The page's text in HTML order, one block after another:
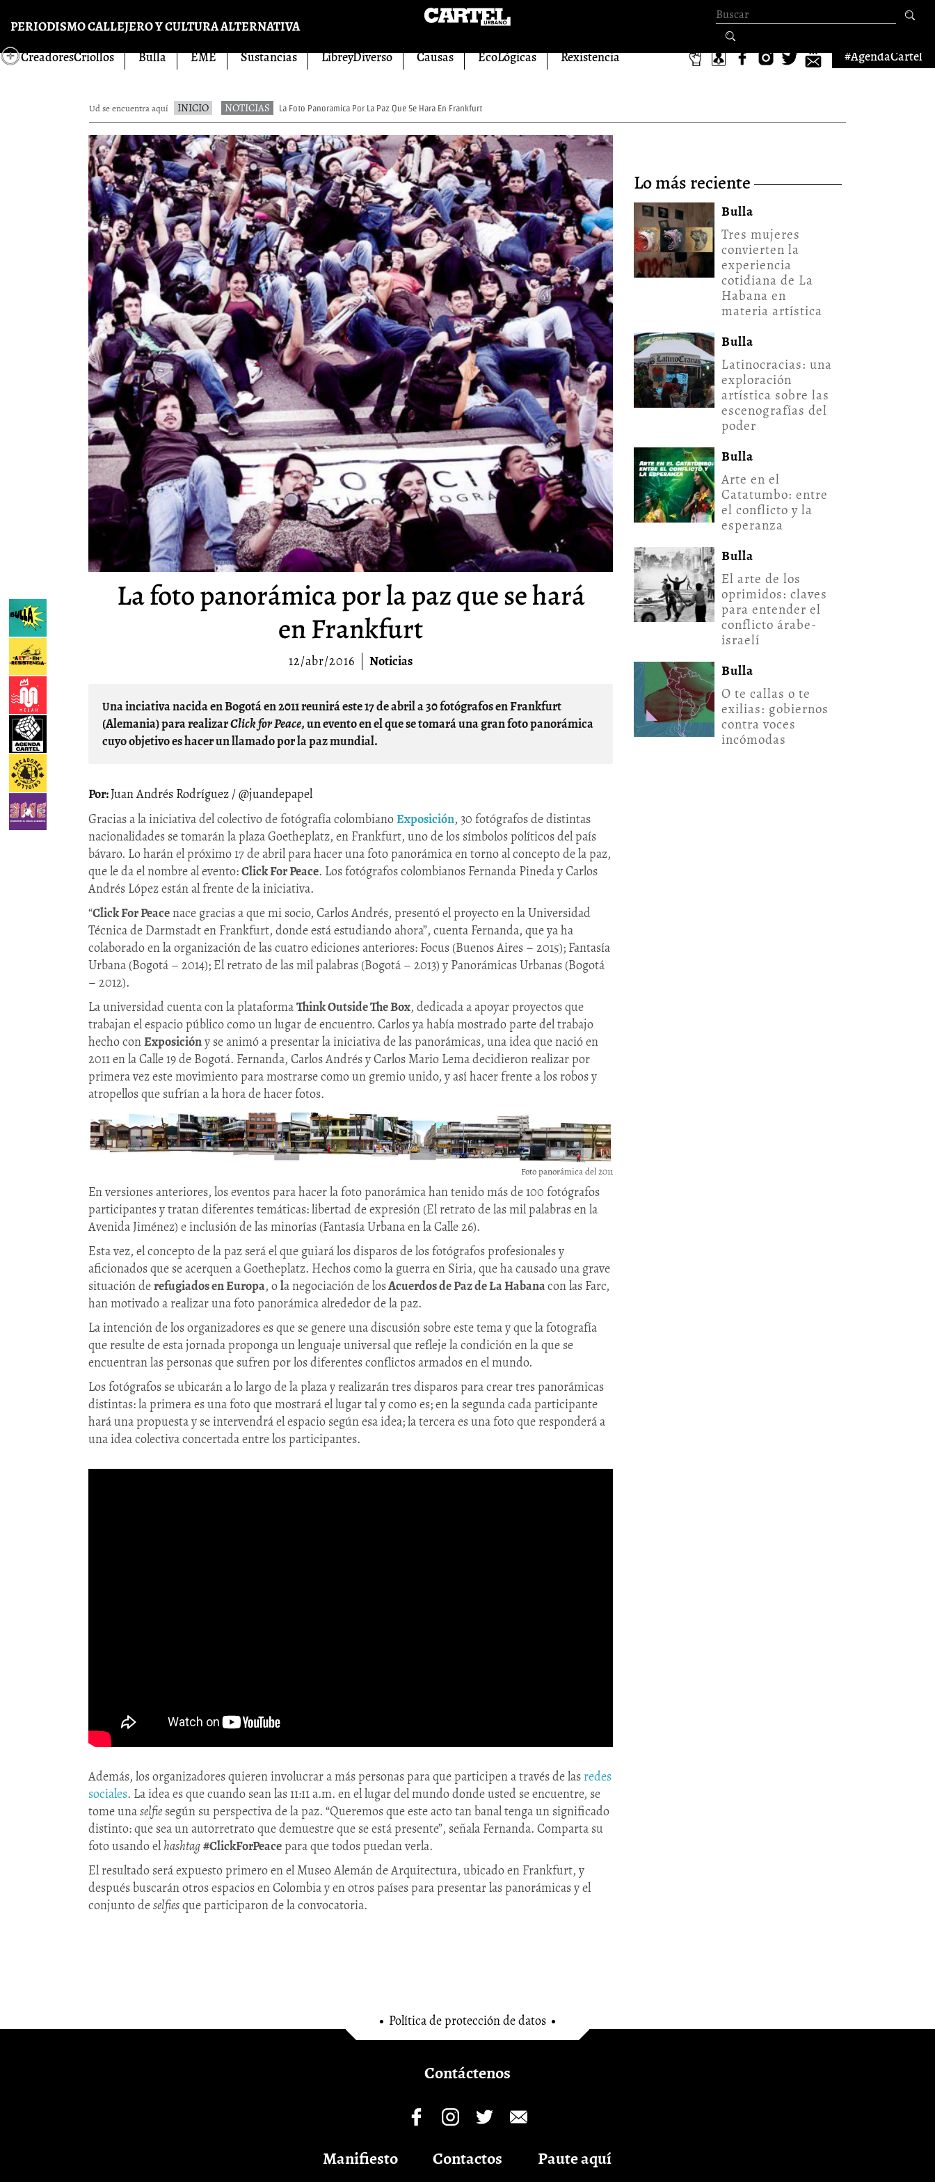
PERIODISMO CALLEJERO Y CULTURA ALTERNATIVA
Formulario de
búsqueda
CreadoresCriollos Bulla EME Sustancias LibreyDiverso Causas EcoLógicas Rexistencia #AgendaCartel
Ud se encuentra aquí INICIO NOTICIAS La Foto Panoramica Por La Paz Que Se Hara En Frankfurt
La foto panorámica por la paz que se hará
en Frankfurt
12/abr/2016 Noticias
Una inciativa nacida en Bogotá en 2011 reunirá este 17 de abril a 30 fotógrafos en Frankfurt
(Alemania) para realizarClick for Peace, un evento en el que se tomará una gran foto panorámica
cuyo objetivo es hacer un llamado por la paz mundial.
Juan Andrés Rodríguez / @juandepapel
Gracias a la iniciativa del colectivo de fotógrafía colombianoExposición, 30 fotógrafos de distintas
nacionalidades se tomarán la plaza Goetheplatz, en Frankfurt, uno de los símbolos políticos del país
bávaro. Lo harán el próximo 17 de abril para hacer una foto panorámica en torno al concepto de la paz,
que le da el nombre al evento:Click For Peace. Los fotógrafos colombianos Fernanda Pineda y Carlos
Andrés López están al frente de la iniciativa.
“Click For Peacenace gracias a que mi socio, Carlos Andrés, presentó el proyecto en la Universidad
Técnica de Darmstadt en Frankfurt, donde está estudiando ahora”, cuenta Fernanda, que ya ha
colaborado en la organización de las cuatro ediciones anteriores: Focus (Buenos Aires – 2015); Fantasía
Urbana (Bogotá – 2014); El retrato de las mil palabras (Bogotá – 2013) y Panorámicas Urbanas (Bogotá
– 2012).
La universidad cuenta con la plataformaThink Outside The Box, dedicada a apoyar proyectos que
trabajan el espacio público como un lugar de encuentro. Carlos ya había mostrado parte del trabajo
hecho conExposicióny se animó a presentar la iniciativa de las panorámicas, una idea que nació en
2011 en la Calle 19 de Bogotá. Fernanda, Carlos Andrés y Carlos Mario Lema decidieron realizar por
primera vez este movimiento para mostrarse como un gremio unido, y así hacer frente a los robos y
atropellos que sufrían a la hora de hacer fotos.
Foto panorámica del 2011
En versiones anteriores, los eventos para hacer la foto panorámica han tenido más de 100 fotógrafos
participantes y tratan diferentes temáticas: libertad de expresión (El retrato de las mil palabras en la
Avenida Jiménez) e inclusión de las minorías (Fantasía Urbana en la Calle 26).
Esta vez, el concepto de la paz será el que guiará los disparos de los fotógrafos profesionales y
aficionados que se acerquen a Goetheplatz. Hechos como la guerra en Siria, que ha causado una grave
situación derefugiados en Europa, ola negociación de losAcuerdos de Paz de La Habanacon las Farc,
han motivado a realizar una foto panorámica alrededor de la paz.
La intención de los organizadores es que se genere una discusión sobre este tema y que la fotografía
que resulte de esta jornada proponga un lenguaje universal que refleje la condición en la que se
encuentran las personas que sufren por los diferentes conflictos armados en el mundo.
Los fotógrafos se ubicarán a lo largo de la plaza y realizarán tres disparos para crear tres panorámicas
distintas: la primera es una foto que mostrará el lugar tal y como es; en la segunda cada participante
hará una propuesta y se intervendrá el espacio según esa idea; la tercera es una foto que responderá a
una idea colectiva concertada entre los participantes.
Además, los organizadores quieren involucrar a más personas para que participen a través de las redes
sociales. La idea es que cuando sean las 11:11 a.m. en el lugar del mundo donde usted se encuentre, se
tome unaselfie según su perspectiva de la paz. “Queremos que este acto tan banal tenga un significado
distinto: que sea un autorretrato que demuestre que se está presente”, señala Fernanda. Comparta su
foto usando el hashtag#ClickForPeacepara que todos puedan verla.
El resultado será expuesto primero en el Museo Alemán de Arquitectura, ubicado en Frankfurt, y
después buscarán otros espacios en Colombia y en otros países para presentar las panorámicas y el
conjunto deselfiesque participaron de la convocatoria.
lo más reciente
Bulla
Tres mujeres
convierten la
experiencia
cotidiana de La
Habana en
materia artística
Bulla
Latinocracias: una
exploración
artística sobre las
escenografías del
poder
Bulla
Arte en el
Catatumbo: entre
el conflicto y la
esperanza
Bulla
El arte de los
oprimidos: claves
para entender el
conflicto árabe-
israelí
Bulla
O te callas o te
exilias: gobiernos
contra voces
incómodas
Política de protección de datos
Contáctenos
Manifiesto Contactos Paute aquí